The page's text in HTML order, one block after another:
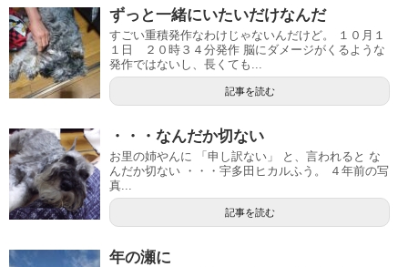
ずっと一緒にいたいだけなんだ
すごい重積発作なわけじゃないんだけど。 １０月１
１日 ２０時３４分発作 脳にダメージがくるような
発作ではないし、長くても...
記事を読む
・・・なんだか切ない
お里の姉やんに 「申し訳ない」 と、言われると な
んだか切ない ・・・宇多田ヒカルふう。 ４年前の写
真...
記事を読む
年の瀬に